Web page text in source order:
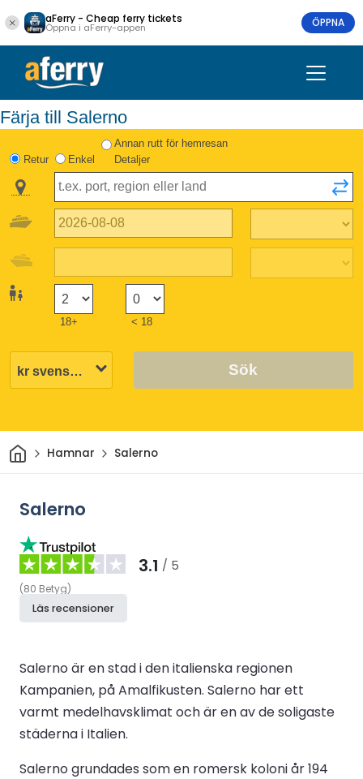
aFerry - Cheap ferry tickets
Öppna i aFerry-appen ÖPPNA
Färja till Salerno
Retur Enkel
Annan rutt för hemresan
Detaljer
18+ < 18
Sök
HemHamnar Salerno
Salerno
3.1 / 5
(80 Betyg)
Läs recensioner
Salerno är en stad i den italienska regionen
Kampanien, på Amalfikusten. Salerno har ett
varmt medelhavsklimat och är en av de soligaste
städerna i Italien.
Salerno grundades som en romersk koloni år 194